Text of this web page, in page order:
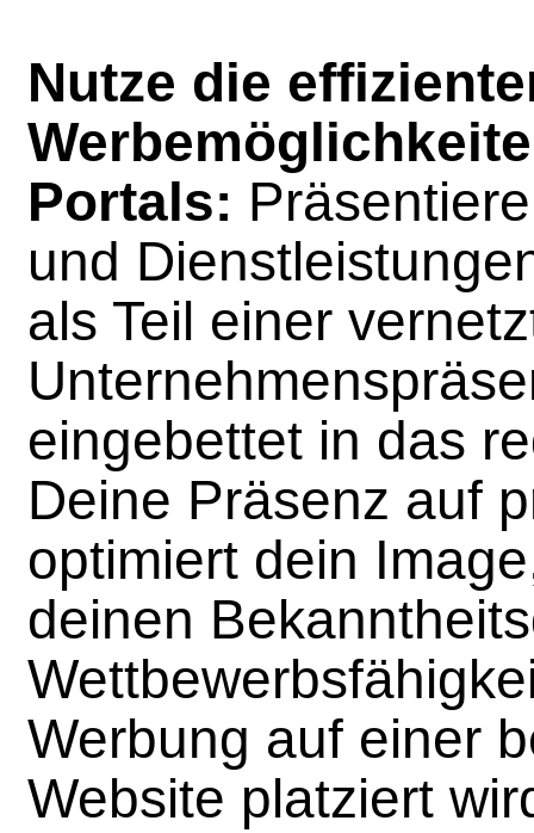
Nutze die
Portals:
und
als Teil einer
eingebettet in das
Deine Präsenz auf
optimiert dein
deinen
Werbung auf einer
Website platziert